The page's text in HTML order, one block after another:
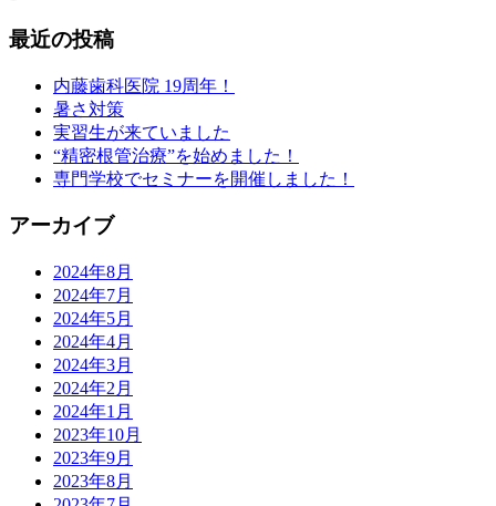
最近の投稿
内藤歯科医院 19周年！
暑さ対策
実習生が来ていました
“精密根管治療”を始めました！
専門学校でセミナーを開催しました！
アーカイブ
2024年8月
2024年7月
2024年5月
2024年4月
2024年3月
2024年2月
2024年1月
2023年10月
2023年9月
2023年8月